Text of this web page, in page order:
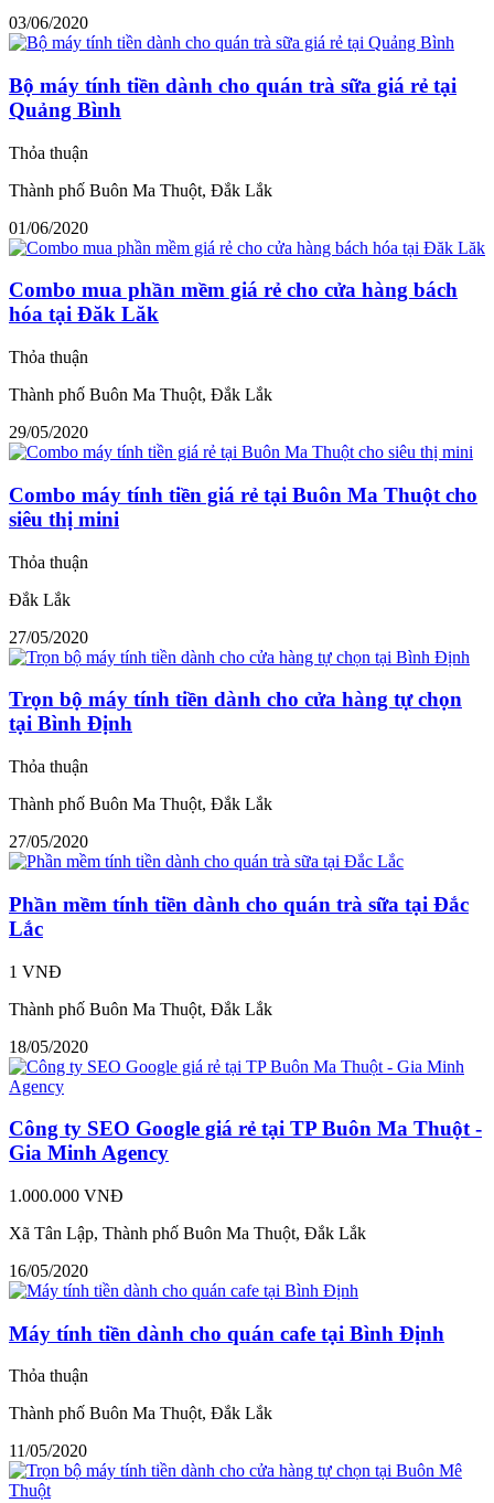
03/06/2020
Bộ máy tính tiền dành cho quán trà sữa giá rẻ tại
Quảng Bình
Thỏa thuận
Thành phố Buôn Ma Thuột, Đắk Lắk
01/06/2020
Combo mua phần mềm giá rẻ cho cửa hàng bách
hóa tại Đăk Lăk
Thỏa thuận
Thành phố Buôn Ma Thuột, Đắk Lắk
29/05/2020
Combo máy tính tiền giá rẻ tại Buôn Ma Thuột cho
siêu thị mini
Thỏa thuận
Đắk Lắk
27/05/2020
Trọn bộ máy tính tiền dành cho cửa hàng tự chọn
tại Bình Định
Thỏa thuận
Thành phố Buôn Ma Thuột, Đắk Lắk
27/05/2020
Phần mềm tính tiền dành cho quán trà sữa tại Đắc
Lắc
1 VNĐ
Thành phố Buôn Ma Thuột, Đắk Lắk
18/05/2020
Công ty SEO Google giá rẻ tại TP Buôn Ma Thuột -
Gia Minh Agency
1.000.000 VNĐ
Xã Tân Lập, Thành phố Buôn Ma Thuột, Đắk Lắk
16/05/2020
Máy tính tiền dành cho quán cafe tại Bình Định
Thỏa thuận
Thành phố Buôn Ma Thuột, Đắk Lắk
11/05/2020